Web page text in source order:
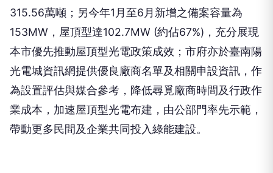
315.56萬噸；另今年1月至6月新增之備案容量為
153MW，屋頂型達102.7MW (約佔67%)，充分展現
本市優先推動屋頂型光電政策成效；市府亦於臺南陽
光電城資訊網提供優良廠商名單及相關申設資訊，作
為設置評估與媒合參考，降低尋覓廠商時間及行政作
業成本，加速屋頂型光電布建，由公部門率先示範，
帶動更多民間及企業共同投入綠能建設。